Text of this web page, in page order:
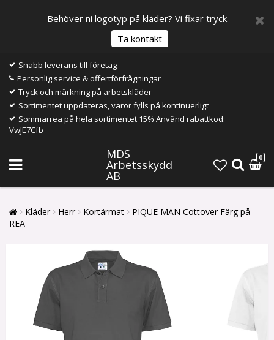
Behöver ni logotyp på kläder? Vi fixar tryck
Ta kontakt
Snabb leverans till företag
Personlig service & offertförfrågningar
Tryck och märkning på arbetskläder
Sortimentet uppdateras, varor fylls på kontinuerligt
Sommarrea på hela sortimentet 15% Använd rabattkod:
VwJE7Cfb
MDS
Arbetsskydd
AB
0
Kläder Herr Kortärmat
PIQUE MAN Cottover Färg på
REA